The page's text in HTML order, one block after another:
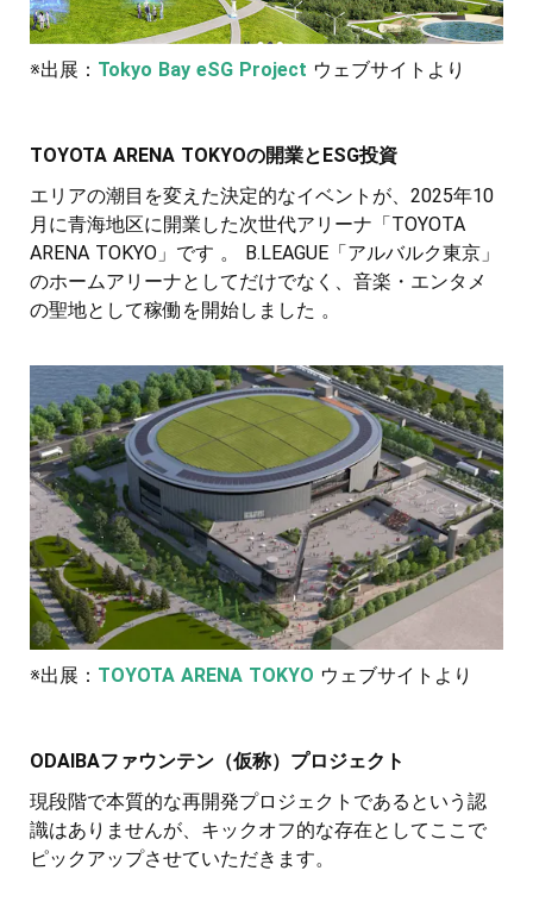
※出展： Tokyo Bay eSG Project ウェブサイトより
TOYOTA ARENA TOKYOの開業とESG投資
エリアの潮目を変えた決定的なイベントが、2025年10
月に青海地区に開業した次世代アリーナ「TOYOTA
ARENA TOKYO」です 。 B.LEAGUE「アルバルク東京」
のホームアリーナとしてだけでなく、音楽・エンタメ
の聖地として稼働を開始しました 。
※出展： TOYOTA ARENA TOKYO ウェブサイトより
ODAIBAファウンテン（仮称）プロジェクト
現段階で本質的な再開発プロジェクトであるという認
識はありませんが、キックオフ的な存在としてここで
ピックアップさせていただきます。